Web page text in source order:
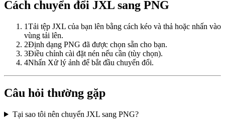
Cách chuyển đổi JXL sang PNG
1Tải tệp JXL của bạn lên bằng cách kéo và thả hoặc nhấn vào
vùng tải lên.
2Định dạng PNG đã được chọn sẵn cho bạn.
3Điều chỉnh cài đặt nén nếu cần (tùy chọn).
4Nhấn Xử lý ảnh để bắt đầu chuyển đổi.
Câu hỏi thường gặp
Tại sao tôi nên chuyển JXL sang PNG?